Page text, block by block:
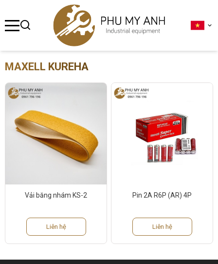
MAXELL KUREHA
Vải băng nhám KS-2
Liên hệ
Pin 2A R6P (AR) 4P
Liên hệ